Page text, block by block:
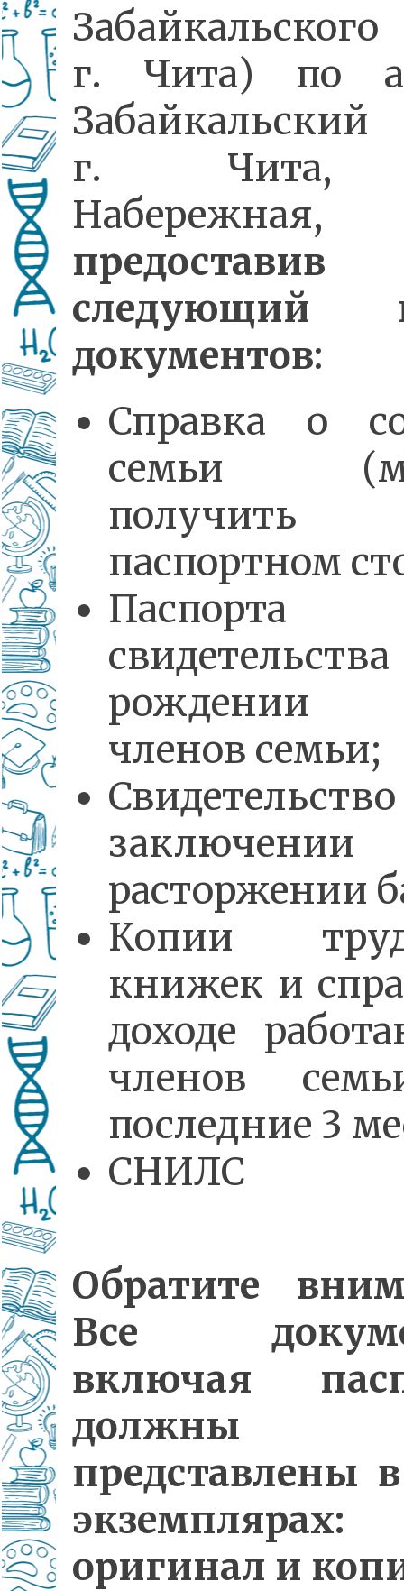
г. Чита) по
Забайкальский
г. Чита,
предоставив
следующий
документов:
Справка о
семьи
паспортном
рождении
членов семьи;
расторжении
Копии
книжек и
доходе
членов
последние 3
СНИЛС
Обратите
Все
включая
должны
представлены
экземплярах:
оригинал и